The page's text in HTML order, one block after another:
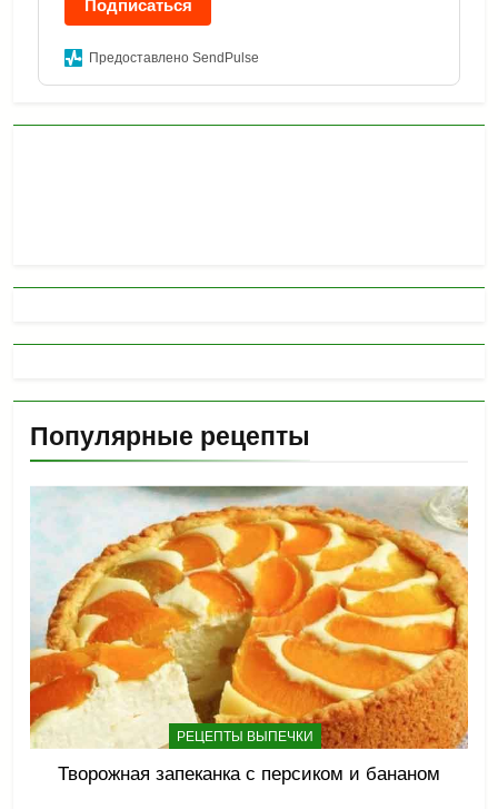
Подписаться
Предоставлено SendPulse
Популярные рецепты
РЕЦЕПТЫ ВЫПЕЧКИ
Творожная запеканка с персиком и бананом